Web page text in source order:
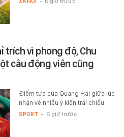
trích vì phong độ, Chu
câu động viên cũng
Điểm tựa của Quang Hải giữa lúc
nhận về nhiều ý kiến trái chiều.
SPORT - 6 giờ trước